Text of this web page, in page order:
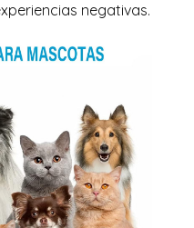
negativas.